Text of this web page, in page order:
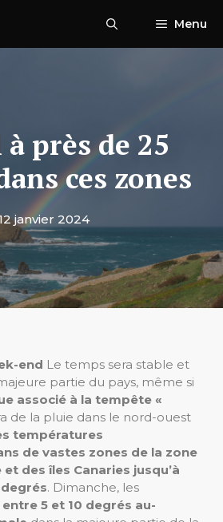
Menu
près de 25
ces zones
janvier 2024
end Le temps sera stable et
partie du pays, même si
associé à la tempête «
de la pluie dans le nord-ouest
températures
de vastes zones de la zone
des îles Canaries jusqu’à
. Dimanche, les
entre 5 et 10 degrés au-